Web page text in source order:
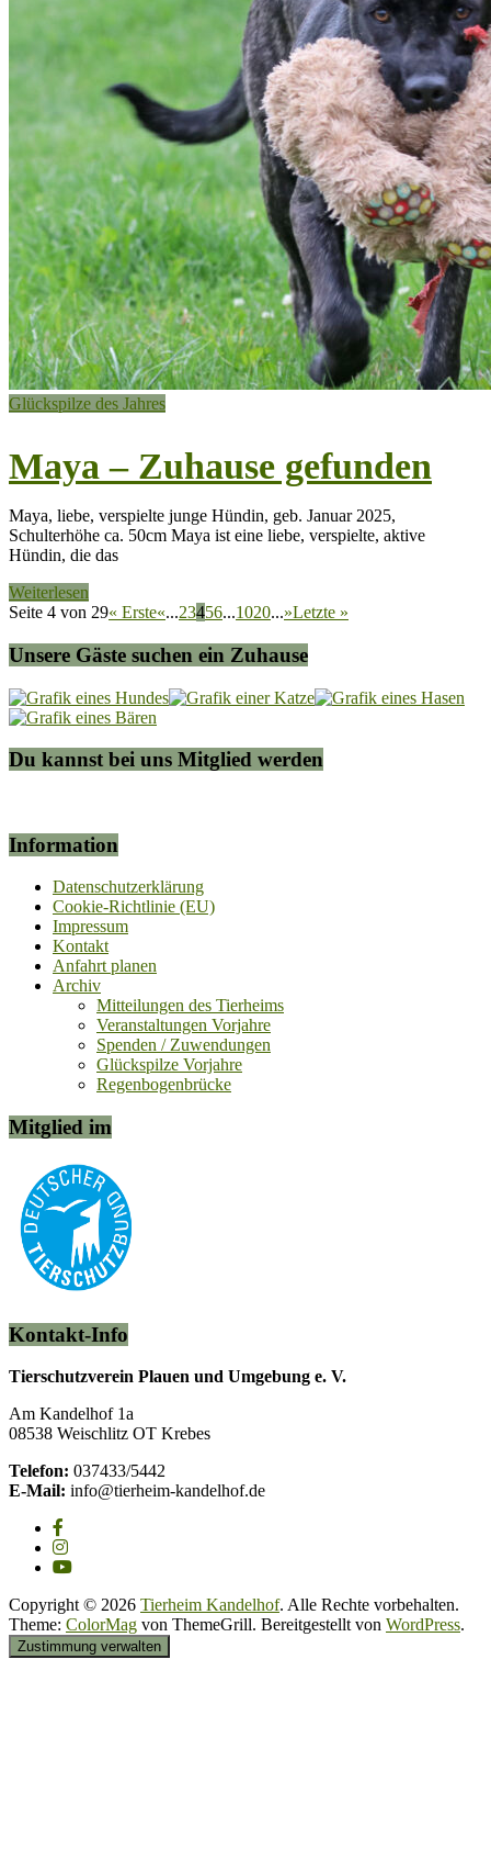
Glückspilze des Jahres
Maya – Zuhause gefunden
Maya, liebe, verspielte junge Hündin, geb. Januar 2025,
Schulterhöhe ca. 50cm Maya ist eine liebe, verspielte, aktive
Hündin, die das
Weiterlesen
Seite 4 von 29« Erste«...23456...1020...»Letzte »
Unsere Gäste suchen ein Zuhause
Du kannst bei uns Mitglied werden
Information
Datenschutzerklärung
Cookie-Richtlinie (EU)
Impressum
Kontakt
Anfahrt planen
Archiv
Mitteilungen des Tierheims
Veranstaltungen Vorjahre
Spenden / Zuwendungen
Glückspilze Vorjahre
Regenbogenbrücke
Mitglied im
Kontakt-Info
Tierschutzverein Plauen und Umgebung e. V.
Am Kandelhof 1a
08538 Weischlitz OT Krebes
Telefon: 037433/5442
E-Mail: info@tierheim-kandelhof.de
Copyright © 2026 Tierheim Kandelhof. Alle Rechte vorbehalten.
Theme: ColorMag von ThemeGrill. Bereitgestellt von WordPress.
Zustimmung verwalten